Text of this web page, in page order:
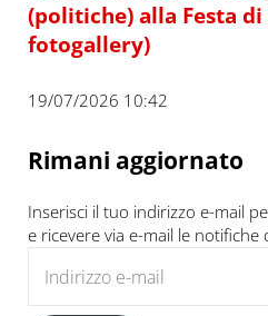
(politiche) alla Festa
fotogallery)
19/07/2026 10:42
Rimani aggiornato
Inserisci il tuo indirizzo e-mail
e ricevere via e-mail le notifiche